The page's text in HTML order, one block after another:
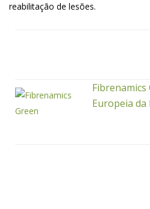
reabilitação de lesões.
Fibrenamics
Europeia da